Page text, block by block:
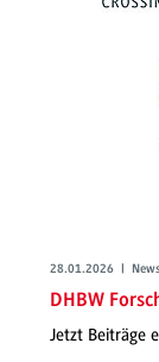
28.01.2026 |
DHBW
Jetzt Beiträge